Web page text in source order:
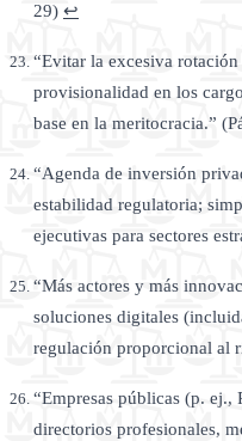
29) ↩
“Evitar la excesiva
provisionalidad en los
base en la meritocracia.”
“Agenda de inversión
estabilidad regulatoria;
ejecutivas para sectores
“Más actores y más
soluciones digitales
regulación proporcional al
“Empresas públicas (p.
directorios profesionales,